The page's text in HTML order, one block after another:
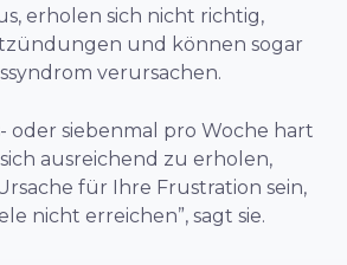
erholen sich nicht richtig,
und können sogar
verursachen.
oder siebenmal pro Woche hart
ausreichend zu erholen,
für Ihre Frustration sein,
nicht erreichen”, sagt sie.